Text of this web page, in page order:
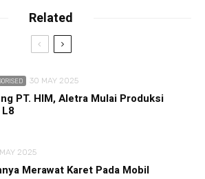
Related
30 MAY 2025
PT. HIM, Aletra Mulai Produksi
2025
Merawat Karet Pada Mobil